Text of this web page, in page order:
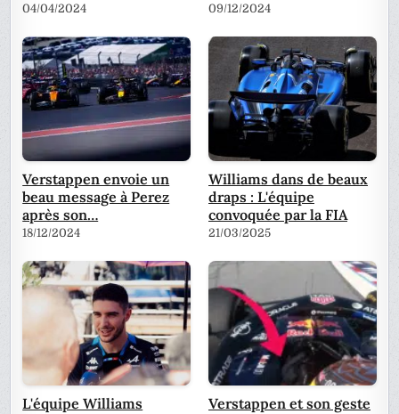
04/04/2024 09/12/2024
Verstappen envoie un
beau message à Perez
après son…
18/12/2024
Williams dans de beaux
draps : L'équipe
convoquée par la FIA
21/03/2025
L'équipe Williams
Verstappen et son geste